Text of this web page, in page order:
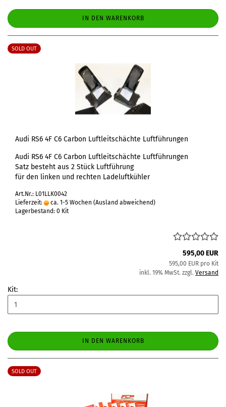
IN DEN WARENKORB
SOLD OUT
Audi RS6 4F C6 Carbon Luftleitschächte Luftführungen
Audi RS6 4F C6 Carbon Luftleitschächte Luftführungen
Satz besteht aus 2 Stück Luftführung
für den linken und rechten Ladeluftkühler
Art.Nr.: L01LLK0042
Lieferzeit:
ca. 1-5 Wochen (Ausland abweichend)
Lagerbestand: 0 Kit
595,00 EUR
595,00 EUR pro Kit
inkl. 19% MwSt. zzgl. Versand
Kit:
IN DEN WARENKORB
SOLD OUT